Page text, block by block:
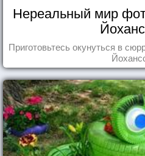
Нереальный мир
Приготовьтесь окунуться в